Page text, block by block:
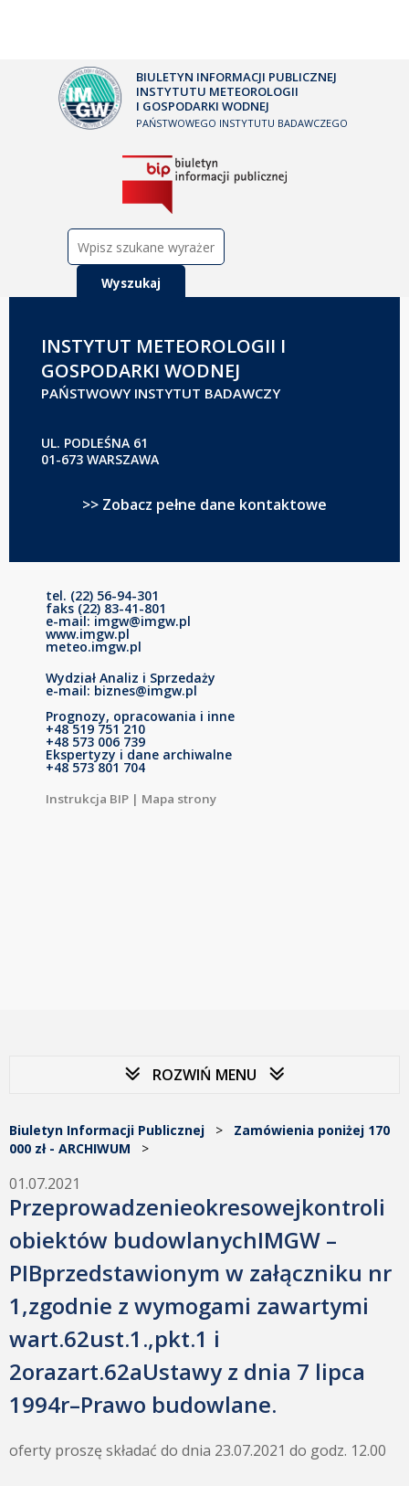
BIULETYN INFORMACJI PUBLICZNEJ
INSTYTUTU METEOROLOGII
I GOSPODARKI WODNEJ
PAŃSTWOWEGO INSTYTUTU BADAWCZEGO
INSTYTUT METEOROLOGII I
GOSPODARKI WODNEJ
PAŃSTWOWY INSTYTUT BADAWCZY
UL. PODLEŚNA 61
01-673 WARSZAWA
>> Zobacz pełne dane kontaktowe
tel. (22) 56-94-301
faks (22) 83-41-801
e-mail: imgw@imgw.pl
www.imgw.pl
meteo.imgw.pl
Wydział Analiz i Sprzedaży
e-mail: biznes@imgw.pl
Prognozy, opracowania i inne
+48 519 751 210
+48 573 006 739
Ekspertyzy i dane archiwalne
+48 573 801 704
Instrukcja BIP | Mapa strony
ROZWIŃ MENU
Biuletyn Informacji Publicznej > Zamówienia poniżej 170
000 zł - ARCHIWUM >
01.07.2021
Przeprowadzenieokresowejkontroli
obiektów budowlanychIMGW –
PIBprzedstawionym w załączniku nr
1,zgodnie z wymogami zawartymi
wart.62ust.1.,pkt.1 i
2orazart.62aUstawy z dnia 7 lipca
1994r–Prawo budowlane.
oferty proszę składać do dnia 23.07.2021 do godz. 12.00